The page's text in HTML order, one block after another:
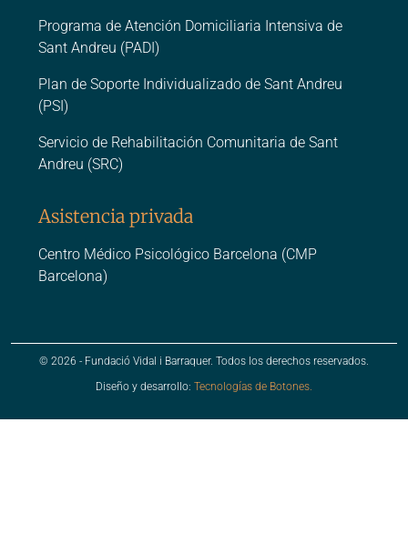
Programa de Atención Domiciliaria Intensiva de
Sant Andreu (PADI)
Plan de Soporte Individualizado de Sant Andreu
(PSI)
Servicio de Rehabilitación Comunitaria de Sant
Andreu (SRC)
Asistencia privada
Centro Médico Psicológico Barcelona (CMP
Barcelona)
© 2026 - Fundació Vidal i Barraquer. Todos los derechos reservados.
Diseño y desarrollo: Tecnologías de Botones.